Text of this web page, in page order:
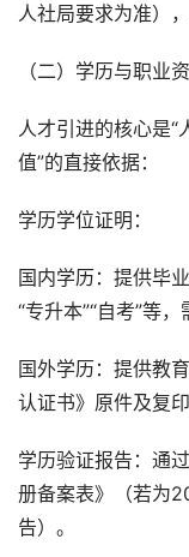
人社局要求为准）
（二）学历与职业
人才引进的核心是“
值”的直接依据：
学历学位证明：
国内学历：提供毕
“专升本”“自考”等
国外学历：提供教
认证书》原件及复印
学历验证报告：通
册备案表》（若为
告）。